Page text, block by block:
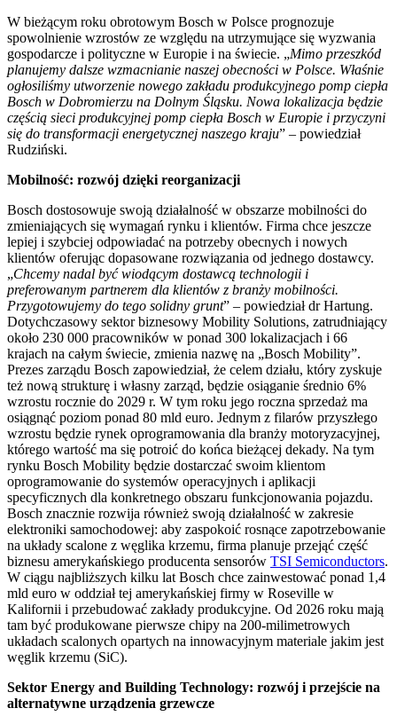
W bieżącym roku obrotowym Bosch w Polsce prognozuje
spowolnienie wzrostów ze względu na utrzymujące się wyzwania
gospodarcze i polityczne w Europie i na świecie. „Mimo przeszkód
planujemy dalsze wzmacnianie naszej obecności w Polsce. Właśnie
ogłosiliśmy utworzenie nowego zakładu produkcyjnego pomp ciepła
Bosch w Dobromierzu na Dolnym Śląsku. Nowa lokalizacja będzie
częścią sieci produkcyjnej pomp ciepła Bosch w Europie i przyczyni
się do transformacji energetycznej naszego kraju” – powiedział
Rudziński.
Mobilność: rozwój dzięki reorganizacji
Bosch dostosowuje swoją działalność w obszarze mobilności do
zmieniających się wymagań rynku i klientów. Firma chce jeszcze
lepiej i szybciej odpowiadać na potrzeby obecnych i nowych
klientów oferując dopasowane rozwiązania od jednego dostawcy.
„Chcemy nadal być wiodącym dostawcą technologii i
preferowanym partnerem dla klientów z branży mobilności.
Przygotowujemy do tego solidny grunt” – powiedział dr Hartung.
Dotychczasowy sektor biznesowy Mobility Solutions, zatrudniający
około 230 000 pracowników w ponad 300 lokalizacjach i 66
krajach na całym świecie, zmienia nazwę na „Bosch Mobility”.
Prezes zarządu Bosch zapowiedział, że celem działu, który zyskuje
też nową strukturę i własny zarząd, będzie osiąganie średnio 6%
wzrostu rocznie do 2029 r. W tym roku jego roczna sprzedaż ma
osiągnąć poziom ponad 80 mld euro. Jednym z filarów przyszłego
wzrostu będzie rynek oprogramowania dla branży motoryzacyjnej,
którego wartość ma się potroić do końca bieżącej dekady. Na tym
rynku Bosch Mobility będzie dostarczać swoim klientom
oprogramowanie do systemów operacyjnych i aplikacji
specyficznych dla konkretnego obszaru funkcjonowania pojazdu.
Bosch znacznie rozwija również swoją działalność w zakresie
elektroniki samochodowej: aby zaspokoić rosnące zapotrzebowanie
na układy scalone z węglika krzemu, firma planuje przejąć część
biznesu amerykańskiego producenta sensorów TSI Semiconductors.
W ciągu najbliższych kilku lat Bosch chce zainwestować ponad 1,4
mld euro w oddział tej amerykańskiej firmy w Roseville w
Kalifornii i przebudować zakłady produkcyjne. Od 2026 roku mają
tam być produkowane pierwsze chipy na 200-milimetrowych
układach scalonych opartych na innowacyjnym materiale jakim jest
węglik krzemu (SiC).
Sektor Energy and Building Technology: rozwój i przejście na
alternatywne urządzenia grzewcze